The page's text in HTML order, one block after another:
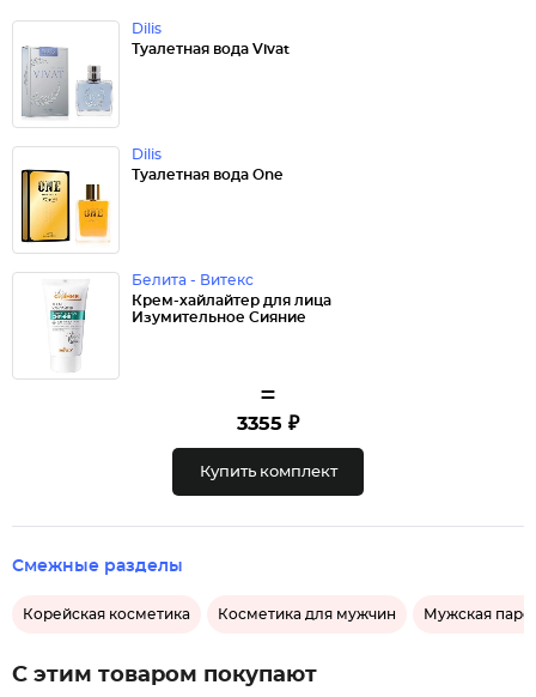
Dilis
Туалетная вода Vivat
Dilis
Туалетная вода One
Белита - Витекс
Крем-хайлайтер для лица
Изумительное Сияние
=
3355 ₽
Купить комплект
Смежные разделы
Корейская косметика Косметика для мужчин Мужская
С этим товаром покупают